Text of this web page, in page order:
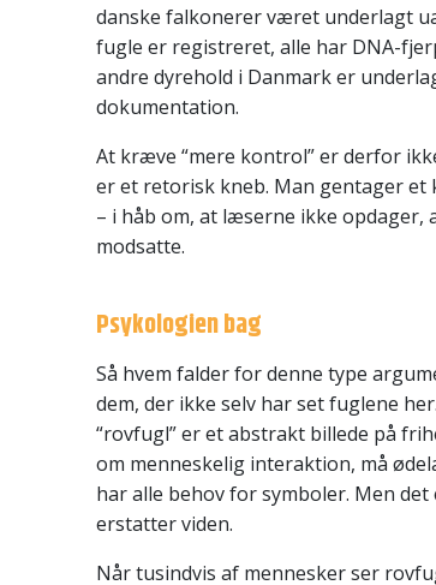
danske falkonerer været underlagt
fugle er registreret, alle har DNA-
andre dyrehold i Danmark er
dokumentation.
At kræve “mere kontrol” er derfor
er et retorisk kneb. Man gentager et
– i håb om, at læserne ikke
modsatte.
Psykologien bag
Så hvem falder for denne type
dem, der ikke selv har set fuglene
“rovfugl” er et abstrakt billede på
om menneskelig interaktion, må
har alle behov for symboler. Men
erstatter viden.
Når tusindvis af mennesker ser